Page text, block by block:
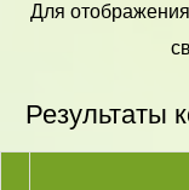
Для
Результаты